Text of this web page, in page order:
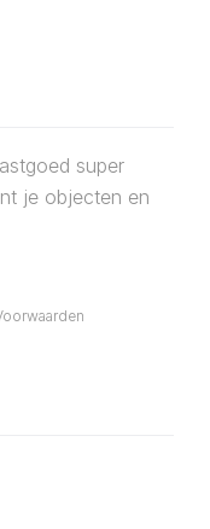
super
je objecten en